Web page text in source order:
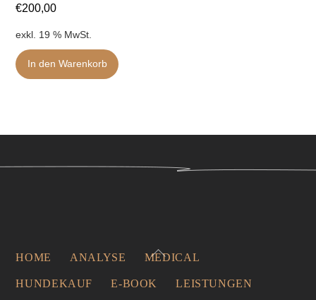
€200,00
exkl. 19 % MwSt.
In den Warenkorb
Back
HOME ANALYSE MEDICAL
HUNDEKAUF E-BOOK LEISTUNGEN